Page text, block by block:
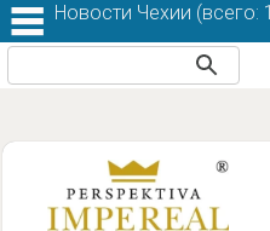
Новости Чехии (всего: